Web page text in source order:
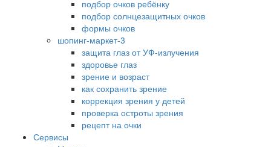
подбор очков ребёнку
подбор солнцезащитных очков
формы очков
шопинг-маркет-3
защита глаз от УФ-излучения
здоровье глаз
зрение и возраст
как сохранить зрение
коррекция зрения у детей
проверка остроты зрения
рецепт на очки
Сервисы